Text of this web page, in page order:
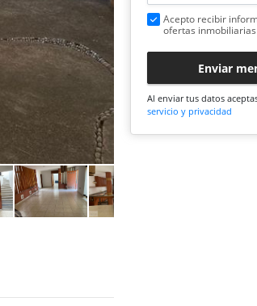
Acepto recibir
ofertas inmobiliarias
Enviar
Al enviar tus datos
servicio y privacidad